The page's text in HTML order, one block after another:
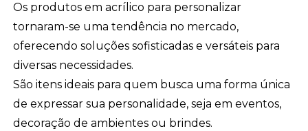
Os produtos em acrílico para personalizar
tornaram-se uma tendência no mercado,
oferecendo soluções sofisticadas e versáteis para
diversas necessidades.
São itens ideais para quem busca uma forma única
de expressar sua personalidade, seja em eventos,
decoração de ambientes ou brindes.